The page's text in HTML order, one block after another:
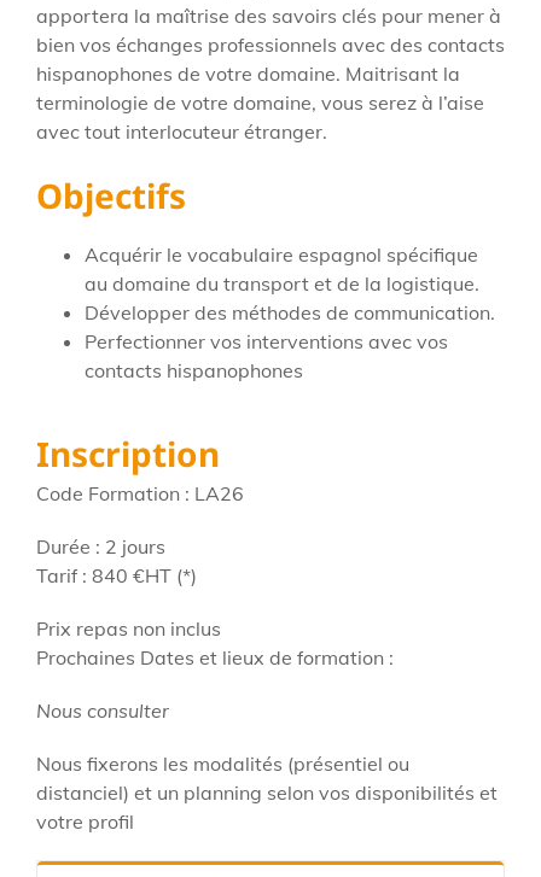
apportera la maîtrise des savoirs clés pour mener à
bien vos échanges professionnels avec des contacts
hispanophones de votre domaine. Maitrisant la
terminologie de votre domaine, vous serez à l’aise
avec tout interlocuteur étranger.
Objectifs
Acquérir le vocabulaire espagnol spécifique
au domaine du transport et de la logistique.
Développer des méthodes de communication.
Perfectionner vos interventions avec vos
contacts hispanophones
Inscription
Code Formation : LA26
Durée : 2 jours
Tarif : 840 €HT (*)
Prix repas non inclus
Prochaines Dates et lieux de formation :
Nous consulter
Nous fixerons les modalités (présentiel ou
distanciel) et un planning selon vos disponibilités et
votre profil